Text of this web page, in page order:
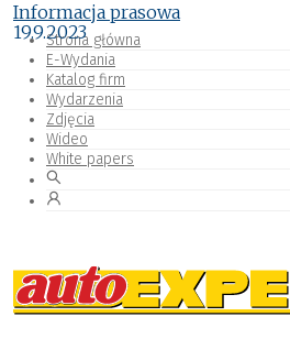
Strona główna
E-Wydania
Katalog firm
Wydarzenia
Zdjęcia
Wideo
White papers
Informacja prasowa
19.9.2023